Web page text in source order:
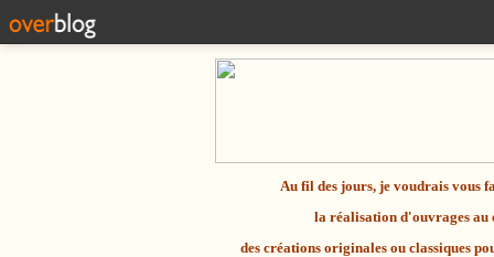
Au fil des jours, je voudrais vous
la réalisation d'ouvrages au
des créations originales ou classiques